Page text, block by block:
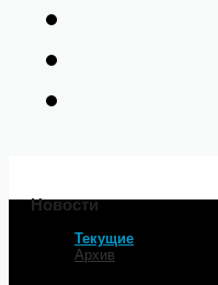
Новости
Текущие
Архив